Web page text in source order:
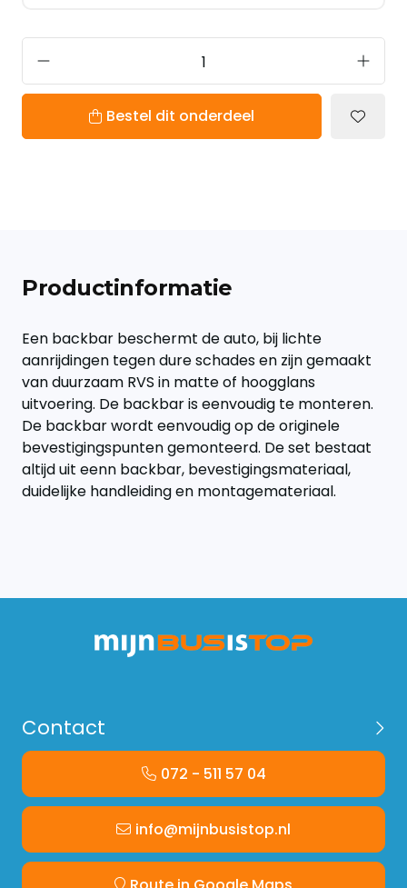
Bestel dit onderdeel
Productinformatie
Een backbar beschermt de auto, bij lichte
aanrijdingen tegen dure schades en zijn gemaakt
van duurzaam RVS in matte of hoogglans
uitvoering. De backbar is eenvoudig te monteren.
De backbar wordt eenvoudig op de originele
bevestigingspunten gemonteerd. De set bestaat
altijd uit eenn backbar, bevestigingsmateriaal,
duidelijke handleiding en montagemateriaal.
Contact
072 - 511 57 04
info@mijnbusistop.nl